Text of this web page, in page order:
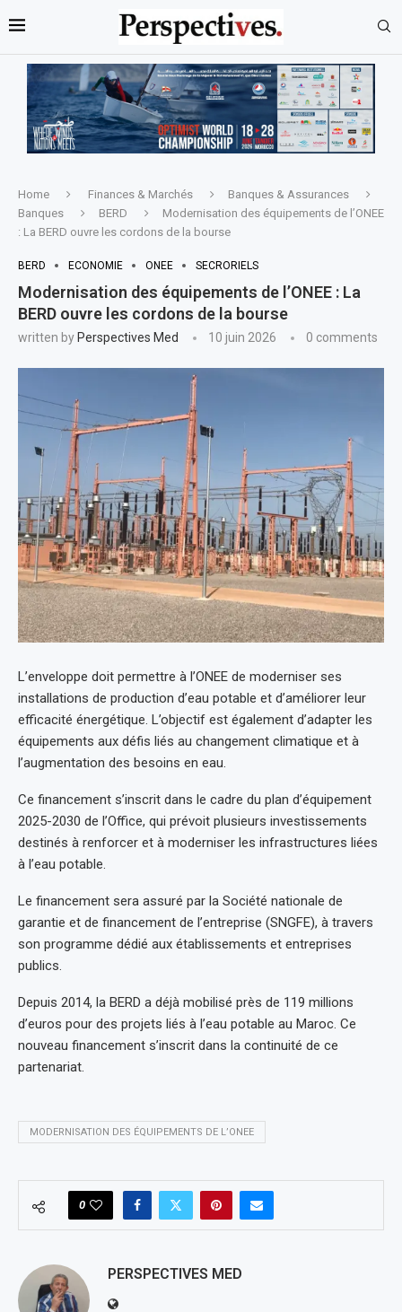
Home Finances & Marchés
Banques & Assurances
Banques
BERD
Modernisation des équipements de l’ONEE
: La BERD ouvre les cordons de la bourse
BERD ECONOMIE ONEE SECRORIELS
Modernisation des équipements de l’ONEE : La
BERD ouvre les cordons de la bourse
written by Perspectives Med 10 juin 2026 0 comments
L’enveloppe doit permettre à l’ONEE de moderniser ses
installations de production d’eau potable et d’améliorer leur
efficacité énergétique. L’objectif est également d’adapter les
équipements aux défis liés au changement climatique et à
l’augmentation des besoins en eau.
Ce financement s’inscrit dans le cadre du plan d’équipement
2025-2030 de l’Office, qui prévoit plusieurs investissements
destinés à renforcer et à moderniser les infrastructures liées
à l’eau potable.
Le financement sera assuré par la Société nationale de
garantie et de financement de l’entreprise (SNGFE), à travers
son programme dédié aux établissements et entreprises
publics.
Depuis 2014, la BERD a déjà mobilisé près de 119 millions
d’euros pour des projets liés à l’eau potable au Maroc. Ce
nouveau financement s’inscrit dans la continuité de ce
partenariat.
MODERNISATION DES ÉQUIPEMENTS DE L’ONEE
0
PERSPECTIVES MED